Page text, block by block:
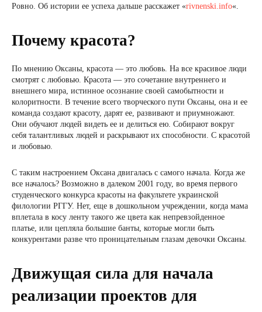
Ровно. Об истории ее успеха дальше расскажет «rivnenski.info«.
Почему красота?
По мнению Оксаны, красота — это любовь. На все красивое люди
смотрят с любовью. Красота — это сочетание внутреннего и
внешнего мира, истинное осознание своей самобытности и
колоритности. В течение всего творческого пути Оксаны, она и ее
команда создают красоту, дарят ее, развивают и приумножают.
Они обучают людей видеть ее и делиться ею. Собирают вокруг
себя талантливых людей и раскрывают их способности. С красотой
и любовью.
С таким настроением Оксана двигалась с самого начала. Когда же
все началось? Возможно в далеком 2001 году, во время первого
студенческого конкурса красоты на факультете украинской
филологии РГГУ. Нет, еще в дошкольном учреждении, когда мама
вплетала в косу ленту такого же цвета как непревзойденное
платье, или цепляла большие банты, которые могли быть
конкурентами разве что проницательным глазам девочки Оксаны.
Движущая сила для начала
реализации проектов для